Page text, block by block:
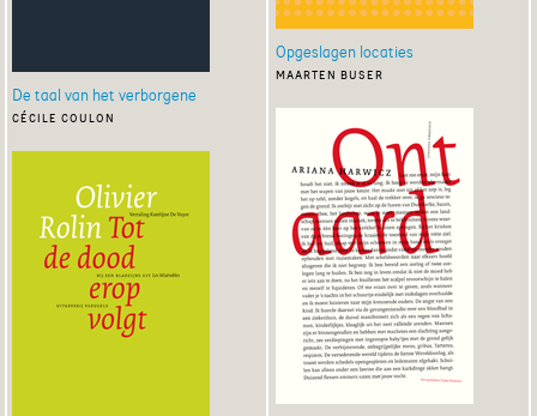
De taal van het verborgene
cécile coulon
Opgeslagen locaties
maarten buser